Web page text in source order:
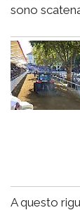
sono
A questo